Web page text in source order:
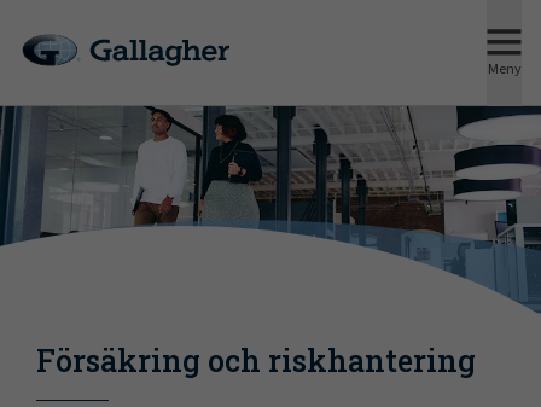
Meny
Försäkring och riskhantering